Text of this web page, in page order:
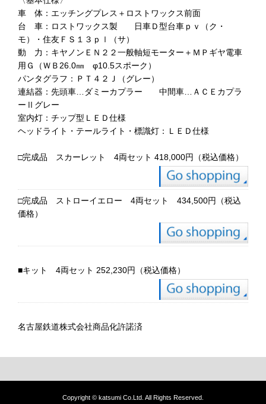
車 体：エッチングプレス＋ロストワックス前面
台 車：ロストワックス製 日車Ｄ型台車ｐｖ（ク・
モ）・住友ＦＳ１３ｐｌ（サ）
動 力：キヤノンＥＮ２２一般軸短モーター＋ＭＰギヤ電車
用Ｇ（ＷＢ26.0㎜ φ10.5スポーク）
パンタグラフ：ＰＴ４２Ｊ（グレー）
連結器：先頭車…ダミーカプラー 中間車…ＡＣＥカプラ
ーⅡグレー
室内灯：チップ型ＬＥＤ仕様
ヘッドライト・テールライト・標識灯：ＬＥＤ仕様
□完成品 スカーレット 4両セット 418,000円（税込価格）
□完成品 ストローイエロー 4両セット 434,500円（税込
価格）
■キット 4両セット 252,230円（税込価格）
名古屋鉄道株式会社商品化許諾済
Copyright © katsumi Co.Ltd. All Rights Reserved.